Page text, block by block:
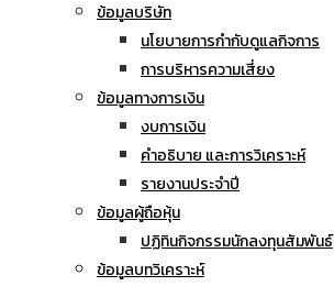
ข้อมูลบริษัท
นโยบายการกำกับดูแลกิจการ
การบริหารความเสี่ยง
ข้อมูลทางการเงิน
งบการเงิน
คำอธิบาย และการวิเคราะห์
รายงานประจำปี
ข้อมูลผู้ถือหุ้น
ปฏิทินกิจกรรมนักลงทุนสัมพันธ์
ข้อมูลบทวิเคราะห์